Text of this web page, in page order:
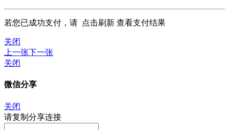
若您已成功支付，请 点击刷新 查看支付结果
关闭
上一张下一张
关闭
微信分享
关闭
请复制分享连接